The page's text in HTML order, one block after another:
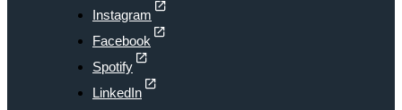
Instagram
Facebook
Spotify
LinkedIn